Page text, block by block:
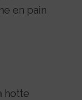
en pain
hotte